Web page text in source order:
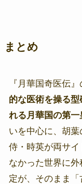
まとめ
『月華国奇医伝』
的な医術を操る
れる月華国の第
いを中心に、胡
侍・時英が両サ
なかった世界に
定が、そのまま